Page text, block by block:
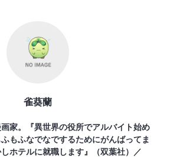
雀葵蘭
家。『異世界の役所でアルバイト始め
もふなでなでするためにがんばってま
ホテルに就職します』（双葉社）／